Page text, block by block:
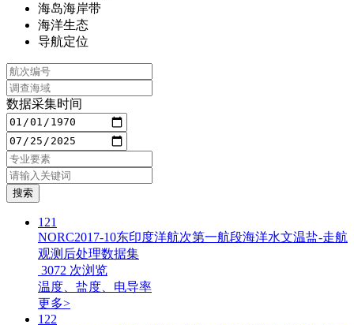
海岛海岸带
海洋生态
导航定位
数据采集时间
搜索
121
NORC2017-10东印度洋航次第一航段海洋水文温盐-走航
观测后处理数据集
3072 次浏览
温度、盐度、电导率
更多>
122